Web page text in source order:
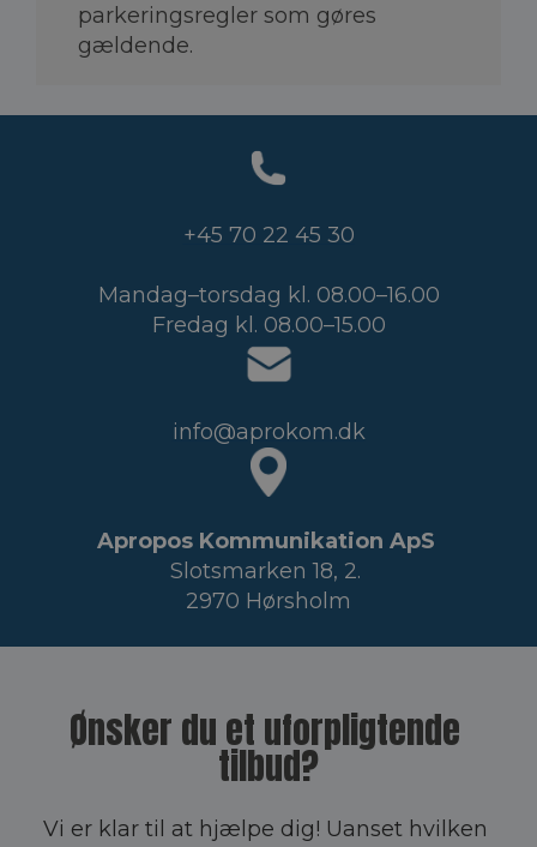
parkeringsregler som gøres
gældende.
+45 70 22 45 30
Mandag–torsdag kl. 08.00–16.00
Fredag kl. 08.00–15.00
info@aprokom.dk
Apropos Kommunikation ApS
Slotsmarken 18, 2.
2970 Hørsholm
Ønsker du et uforpligtende
tilbud?
Vi er klar til at hjælpe dig! Uanset hvilken